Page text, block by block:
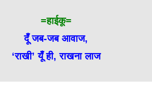
=हाईकू=
दूँ जब-जब आवाज,
‘राखी’ यूँ ही, राखना लाज